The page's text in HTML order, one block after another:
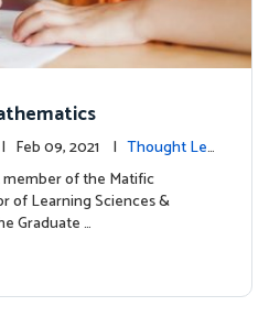
| Feb 09, 2021 | Thought Lea
member of the Matific
of Learning Sciences &
Graduate …